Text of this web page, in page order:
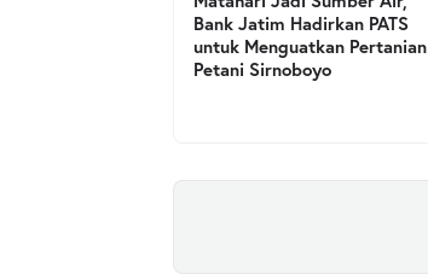
Bank Jatim Hadirkan PATS
untuk Menguatkan Pertanian
Petani Sirnoboyo